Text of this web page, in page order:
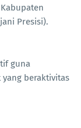
Presisi).
guna
yang beraktivitas